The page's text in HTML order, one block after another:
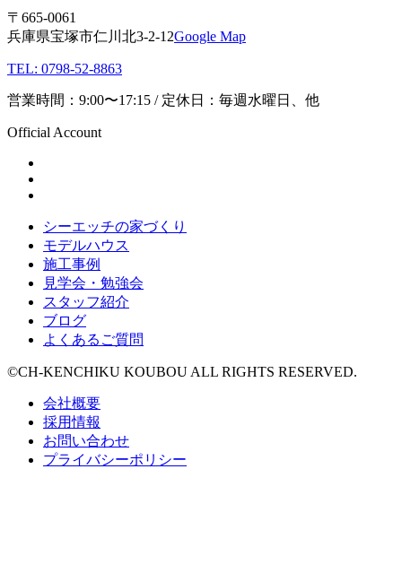
〒665-0061
兵庫県宝塚市仁川北3-2-12Google Map
TEL: 0798-52-8863
営業時間：9:00〜17:15 / 定休日：毎週水曜日、他
Official Account
シーエッチの家づくり
モデルハウス
施工事例
見学会・勉強会
スタッフ紹介
ブログ
よくあるご質問
©CH-KENCHIKU KOUBOU ALL RIGHTS RESERVED.
会社概要
採用情報
お問い合わせ
プライバシーポリシー